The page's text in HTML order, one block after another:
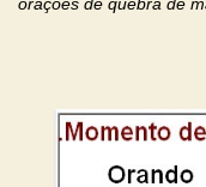
por estas valiosas
paz de Jesus Cristo e
Devoção e Fé Clique